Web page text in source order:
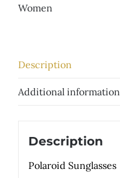
Women
Description
Additional information
Description
Polaroid Sunglasses